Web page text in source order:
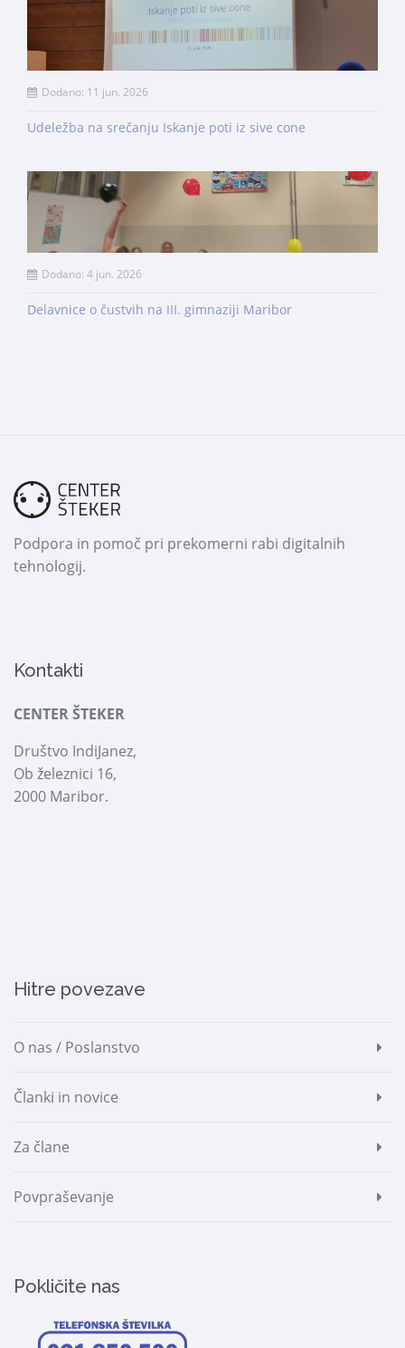
Dodano: 11 jun. 2026
Udeležba na srečanju Iskanje poti iz sive cone
Dodano: 4 jun. 2026
Delavnice o čustvih na III. gimnaziji Maribor
Podpora in pomoč pri prekomerni rabi digitalnih
tehnologij.
Kontakti
CENTER ŠTEKER
Društvo IndiJanez,
Ob železnici 16,
2000 Maribor.
Hitre povezave
O nas / Poslanstvo
Članki in novice
Za člane
Povpraševanje
Pokličite nas